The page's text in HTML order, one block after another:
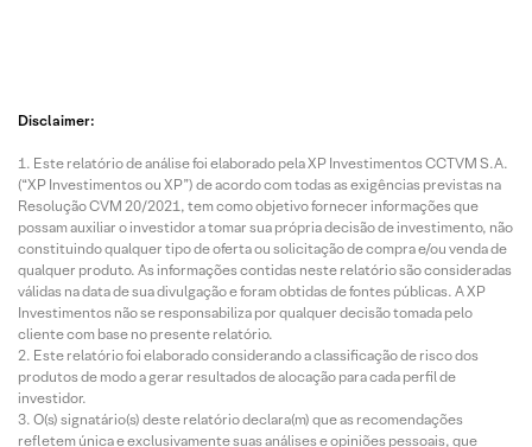
Disclaimer:
Este relatório de análise foi elaborado pela XP Investimentos CCTVM S.A.
(“XP Investimentos ou XP”) de acordo com todas as exigências previstas na
Resolução CVM 20/2021, tem como objetivo fornecer informações que
possam auxiliar o investidor a tomar sua própria decisão de investimento, não
constituindo qualquer tipo de oferta ou solicitação de compra e/ou venda de
qualquer produto. As informações contidas neste relatório são consideradas
válidas na data de sua divulgação e foram obtidas de fontes públicas. A XP
Investimentos não se responsabiliza por qualquer decisão tomada pelo
cliente com base no presente relatório.
Este relatório foi elaborado considerando a classificação de risco dos
produtos de modo a gerar resultados de alocação para cada perfil de
investidor.
O(s) signatário(s) deste relatório declara(m) que as recomendações
refletem única e exclusivamente suas análises e opiniões pessoais, que